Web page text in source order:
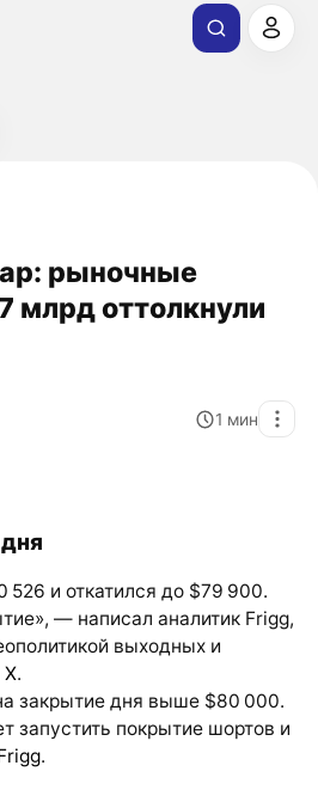
рыночные
млрд оттолкнули
1 мин
526 и откатился до $79 900.
— написал аналитик Frigg,
выходных и
X.
закрытие дня выше $80 000.
запустить покрытие шортов и
.